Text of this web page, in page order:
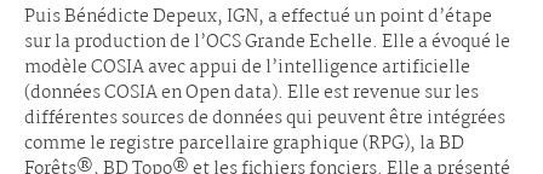
Puis Bénédicte Depeux, IGN, a effectué un point d’étape
sur la production de l’OCS Grande Echelle. Elle a évoqué le
modèle COSIA avec appui de l’intelligence artificielle
(données COSIA en Open data). Elle est revenue sur les
différentes sources de données qui peuvent être intégrées
comme le registre parcellaire graphique (RPG), la BD